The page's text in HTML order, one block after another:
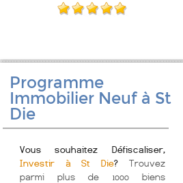
Programme
Immobilier Neuf à St
Die
Vous souhaitez Défiscaliser,
Investir à St Die?Trouvez
parmi plus de 1000 biens